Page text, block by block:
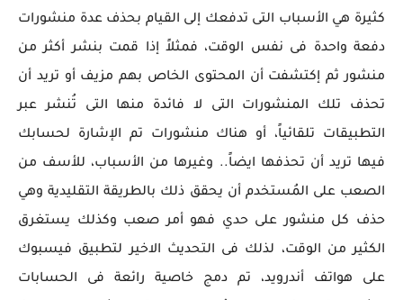
كثيرة هي الأسباب التى تدفعك إلى القيام بحذف عدة منشورات
دفعة واحدة فى نفس الوقت، فمثلاً إذا قمت بنشر أكثر من
منشور ثم إكتشفت أن المحتوى الخاص بهم مزيف أو تريد أن
تحذف تلك المنشورات التى لا فائدة منها التى تُنشر عبر
التطبيقات تلقائياً، أو هناك منشورات تم الإشارة لحسابك
فيها تريد أن تحذفها ايضاً.. وغيرها من الأسباب، للأسف من
الصعب على المُستخدم أن يحقق ذلك بالطريقة التقليدية وهي
حذف كل منشور على حدي فهو أمر صعب وكذلك يستغرق
الكثير من الوقت، لذلك فى التحديث الاخير لتطبيق فيسبوك
على هواتف أندرويد، تم دمج خاصية رائعة فى الحسابات